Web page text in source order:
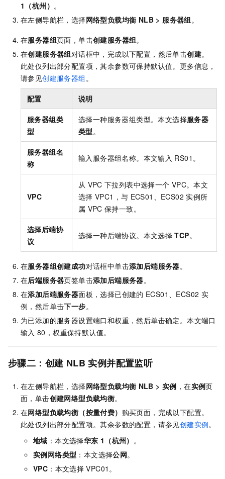
1（杭州） 。
在左侧导航栏，选择网络型负载均衡 NLB > 服务器组。
在服务器组页面，单击创建服务器组。
在创建服务器组对话框中，完成以下配置，然后单击创建。
此处仅列出部分配置项，其余参数可保持默认值。更多信息，
请参见创建服务器组 。
配置 说明
服务器组类
型
选择一种服务器组类型。本文选择服务器
类型。
服务器组名
称
输入服务器组名称。本文输入 RS01。
VPC
从 VPC 下拉列表中选择一个 VPC。本文
选择 VPC1，与 ECS01、ECS02 实例所
属 VPC 保持一致。
选择后端协
议
选择一种后端协议。本文选择 TCP。
在服务器组创建成功对话框中单击添加后端服务器。
在后端服务器页签单击添加后端服务器。
在添加后端服务器面板，选择已创建的 ECS01、ECS02 实
例，然后单击下一步。
为已添加的服务器设置端口和权重，然后单击确定。本文端口
输入 80，权重保持默认值。
步骤二：创建 NLB 实例并配置监听
在左侧导航栏，选择网络型负载均衡 NLB >实例 ，在实例页
面，单击创建网络型负载均衡。
在网络型负载均衡（按量付费） 购买页面，完成以下配置。
此处仅列出部分配置项。其余参数的配置，请参见创建实例。
地域 ：本文选择华东 1（杭州） 。
实例网络类型 ：本文选择公网。
VPC ：本文选择 VPC01。